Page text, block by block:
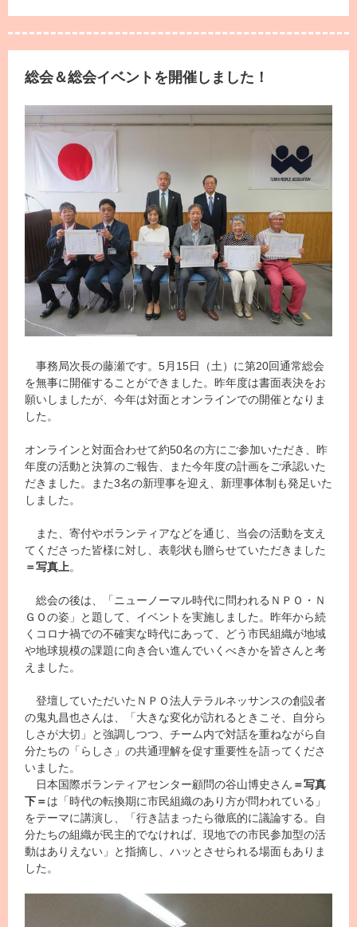
総会＆総会イベントを開催しました！
事務局次長の藤瀬です。5月15日（土）に第20回通常総会
を無事に開催することができました。昨年度は書面表決をお
願いしましたが、今年は対面とオンラインでの開催となりま
した。
オンラインと対面合わせて約50名の方にご参加いただき、昨
年度の活動と決算のご報告、また今年度の計画をご承認いた
だきました。また3名の新理事を迎え、新理事体制も発足いた
しました。
また、寄付やボランティアなどを通じ、当会の活動を支え
てくださった皆様に対し、表彰状も贈らせていただきました
＝写真上。
総会の後は、「ニューノーマル時代に問われるＮＰＯ・Ｎ
ＧＯの姿」と題して、イベントを実施しました。昨年から続
くコロナ禍での不確実な時代にあって、どう市民組織が地域
や地球規模の課題に向き合い進んでいくべきかを皆さんと考
えました。
登壇していただいたＮＰＯ法人テラルネッサンスの創設者
の鬼丸昌也さんは、「大きな変化が訪れるときこそ、自分ら
しさが大切」と強調しつつ、チーム内で対話を重ねながら自
分たちの「らしさ」の共通理解を促す重要性を語ってくださ
いました。
日本国際ボランティアセンター顧問の谷山博史さん ＝写真
下＝は「時代の転換期に市民組織のあり方が問われている」
をテーマに講演し、「行き詰まったら徹底的に議論する。自
分たちの組織が民主的でなければ、現地での市民参加型の活
動はありえない」と指摘し、ハッとさせられる場面もありま
した。